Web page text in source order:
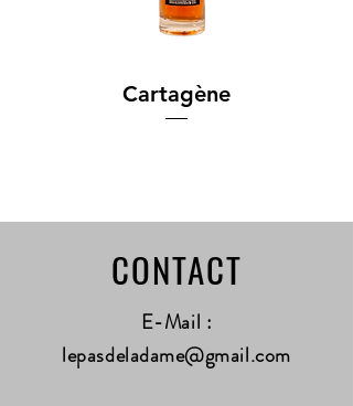
Cartagène
CONTACT
E-Mail :
lepasdeladame@gmail.com